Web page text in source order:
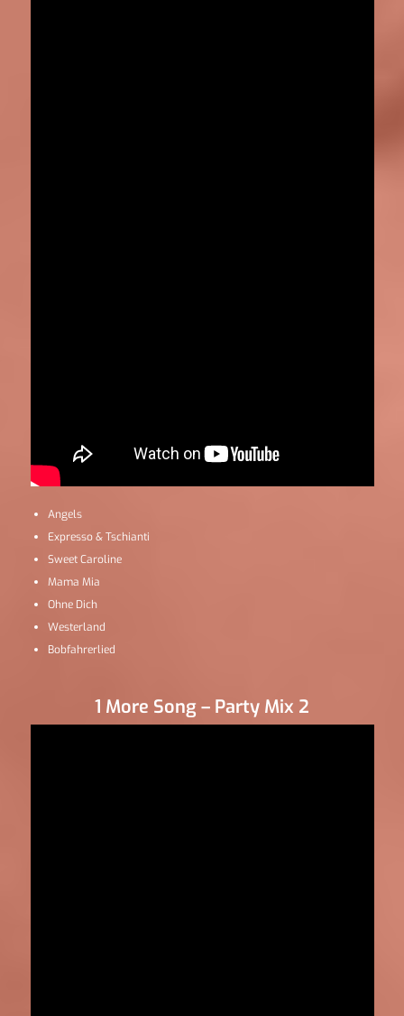
Angels
Expresso & Tschianti
Sweet Caroline
Mama Mia
Ohne Dich
Westerland
Bobfahrerlied
1 More Song – Party Mix 2